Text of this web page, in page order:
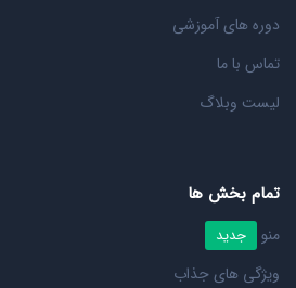
دوره های آموزشی
تماس با ما
لیست وبلاگ
تمام بخش ها
منو جدید
ویژگی های جذاب